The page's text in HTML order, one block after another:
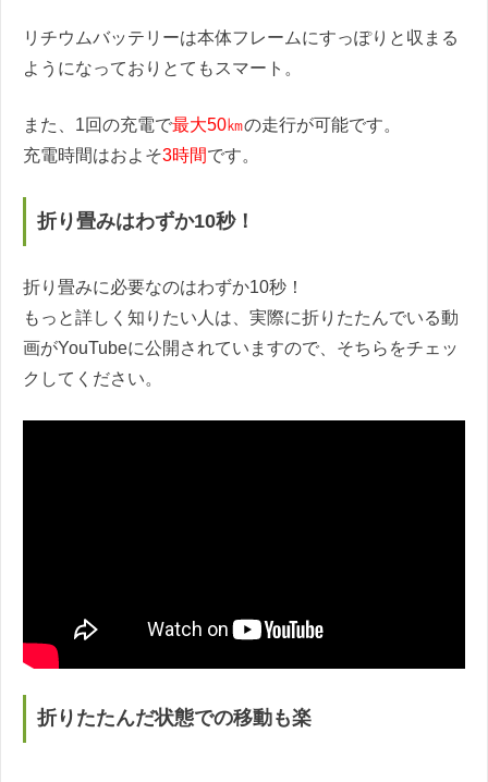
リチウムバッテリーは本体フレームにすっぽりと収まる
ようになっておりとてもスマート。
また、1回の充電で最大50㎞の走行が可能です。
充電時間はおよそ3時間です。
折り畳みはわずか10秒！
折り畳みに必要なのはわずか10秒！
もっと詳しく知りたい人は、実際に折りたたんでいる動
画がYouTubeに公開されていますので、そちらをチェッ
クしてください。
折りたたんだ状態での移動も楽